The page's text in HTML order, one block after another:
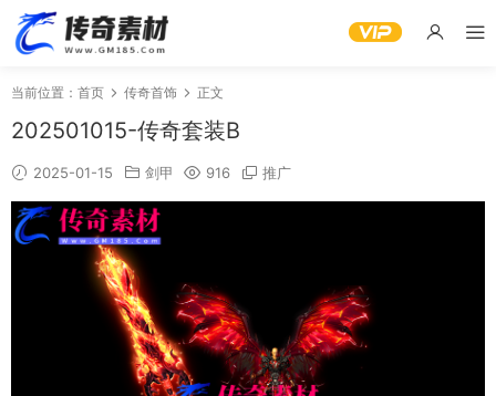
当前位置： 首页 传奇首饰 正文
202501015-传奇套装B
2025-01-15 剑甲 916 推广